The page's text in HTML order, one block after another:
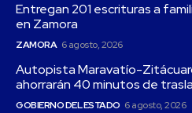
Entregan 201 escrituras a
en Zamora
ZAMORA 6 agosto, 2026
Autopista Maravatío-
ahorrarán 40 minutos de
GOBIERNO DEL ESTADO 6 agosto, 2026